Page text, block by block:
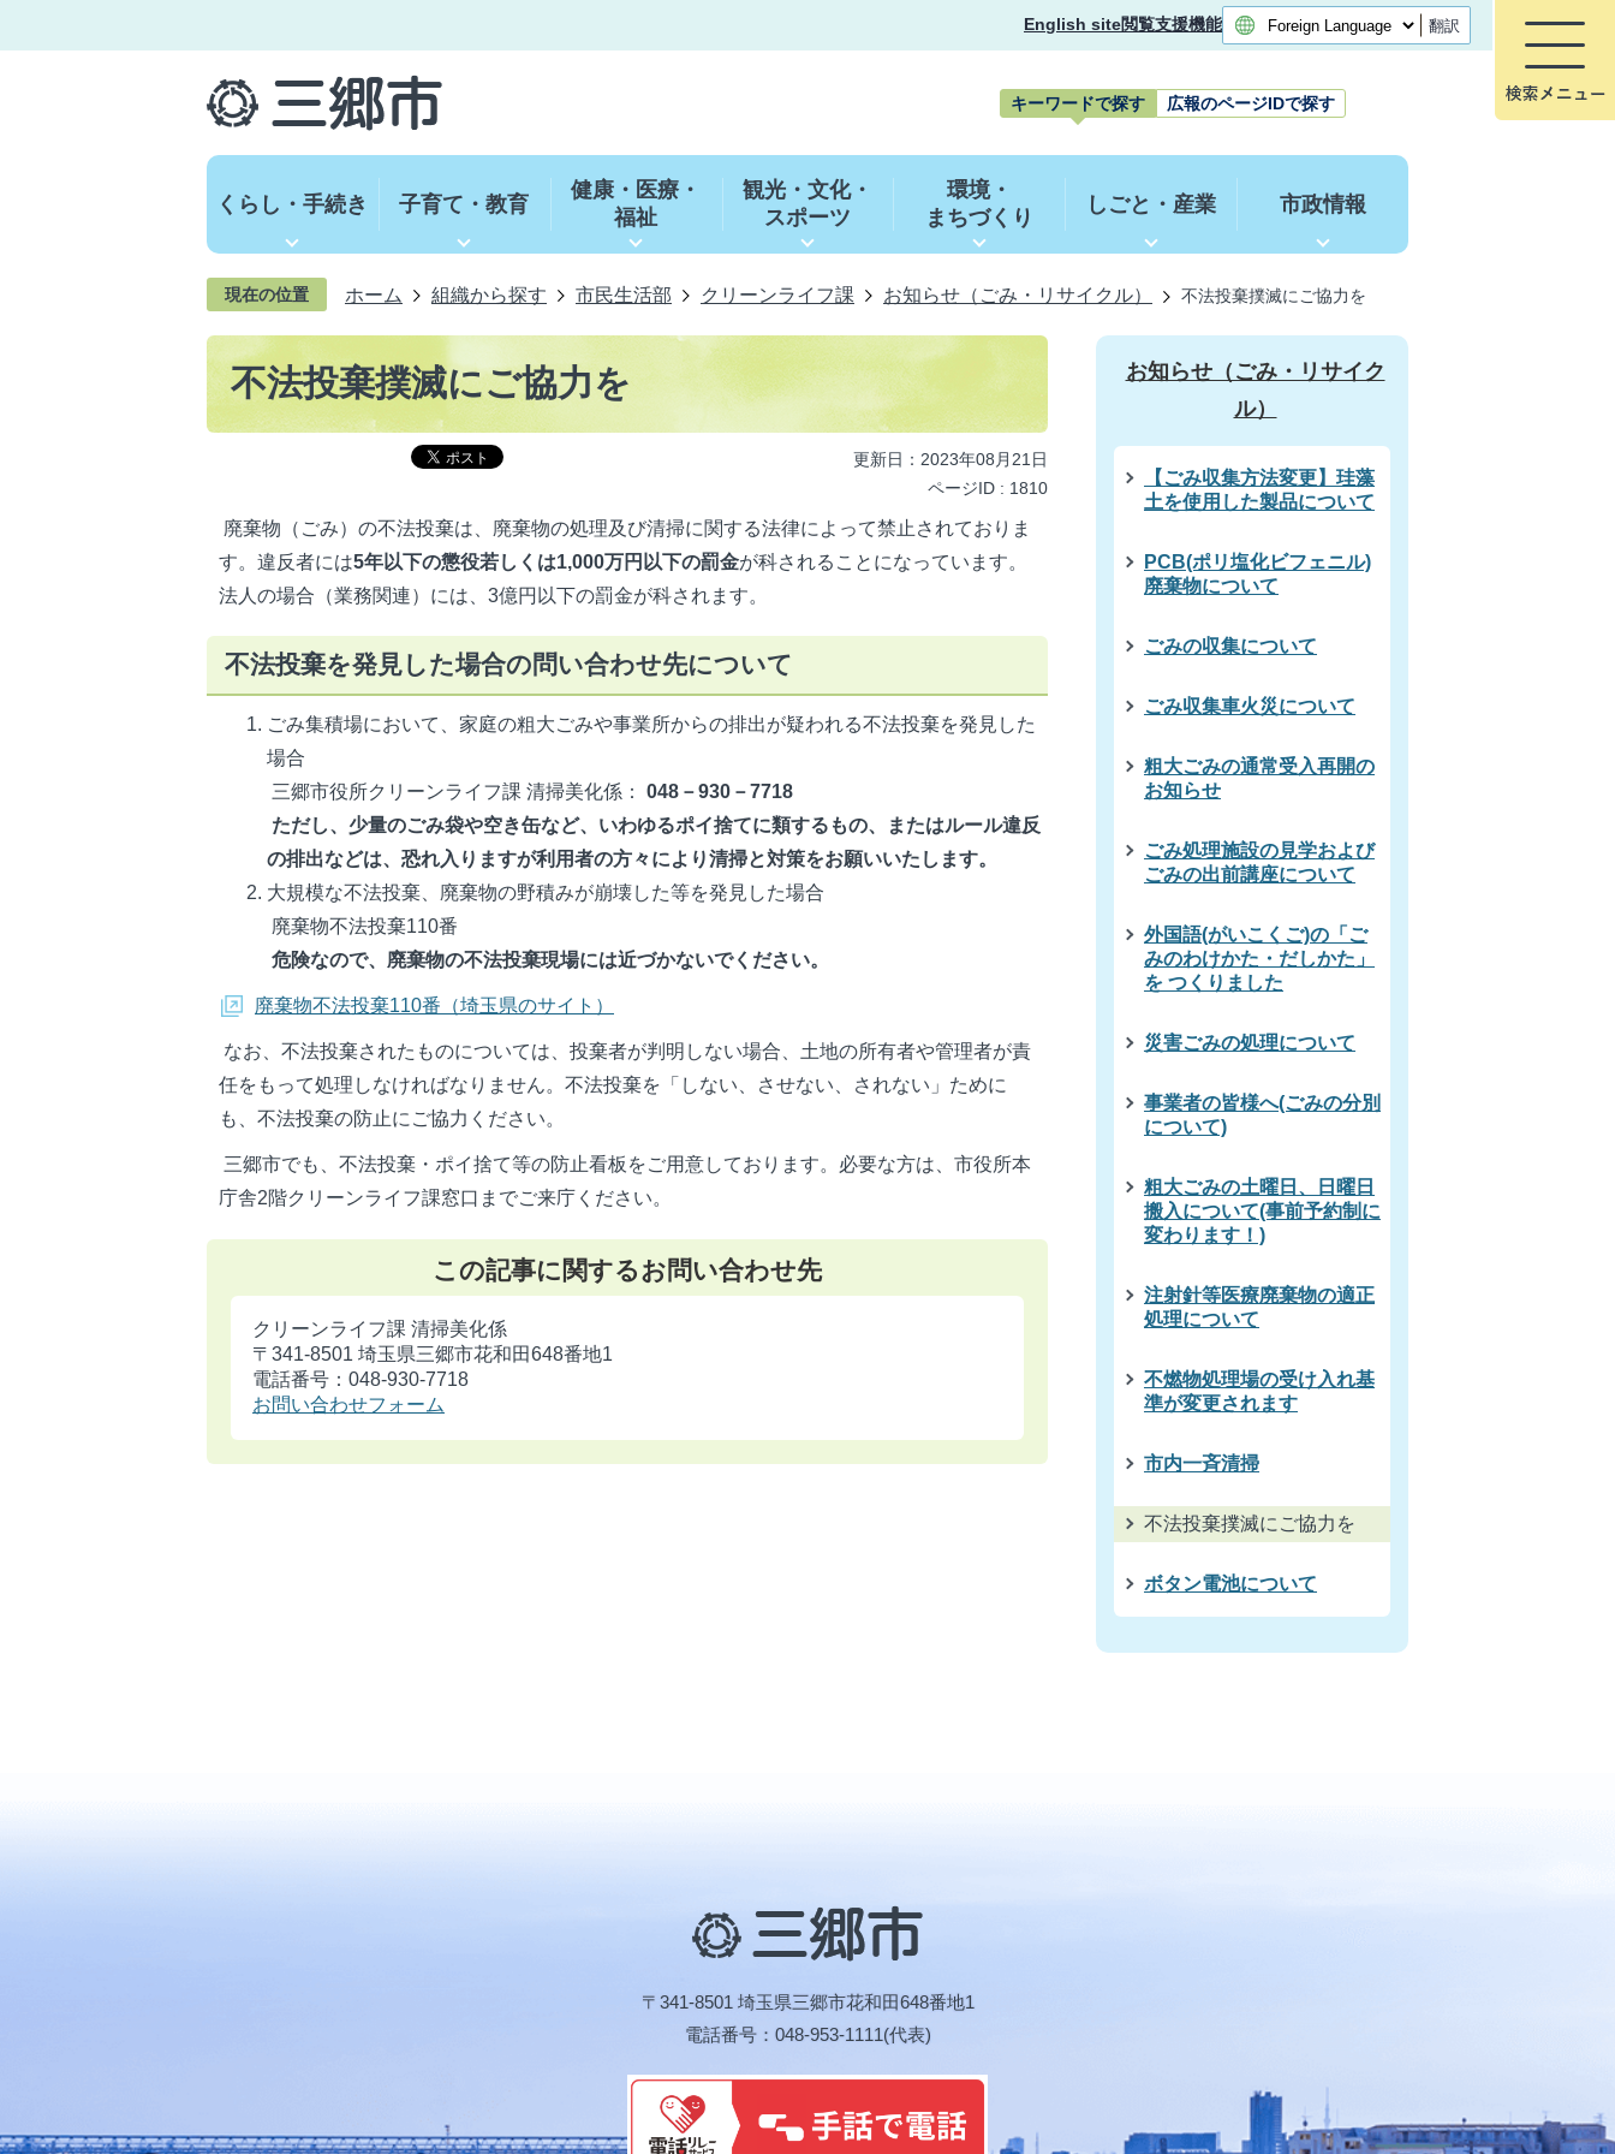
English site閲覧支援機能 翻訳
キーワードで探す 広報のページIDで探す
ワ
ー
索
くらし・手続き 子育て・教育
健康・医療・
福祉
観光・文化・
スポーツ
環境・
まちづくり
しごと・産業 市政情報
現在の位置 ホーム 組織から探す 市民生活部 クリーンライフ課 お知らせ（ごみ・リサイクル） 不法投棄撲滅にご協力を
不法投棄撲滅にご協力を
更新日：2023年08月21日
ページID : 1810
廃棄物（ごみ）の不法投棄は、廃棄物の処理及び清掃に関する法律によって禁止されておりま
す。違反者には5年以下の懲役若しくは1,000万円以下の罰金が科されることになっています。
法人の場合（業務関連）には、3億円以下の罰金が科されます。
不法投棄を発見した場合の問い合わせ先について
ごみ集積場において、家庭の粗大ごみや事業所からの排出が疑われる不法投棄を発見した
場合
三郷市役所クリーンライフ課 清掃美化係： 048－930－7718
ただし、少量のごみ袋や空き缶など、いわゆるポイ捨てに類するもの、またはルール違反
の排出などは、恐れ入りますが利用者の方々により清掃と対策をお願いいたします。
大規模な不法投棄、廃棄物の野積みが崩壊した等を発見した場合
廃棄物不法投棄110番
危険なので、廃棄物の不法投棄現場には近づかないでください。
廃棄物不法投棄110番（埼玉県のサイト）
なお、不法投棄されたものについては、投棄者が判明しない場合、土地の所有者や管理者が責
任をもって処理しなければなりません。不法投棄を「しない、させない、されない」ために
も、不法投棄の防止にご協力ください。
三郷市でも、不法投棄・ポイ捨て等の防止看板をご用意しております。必要な方は、市役所本
庁舎2階クリーンライフ課窓口までご来庁ください。
この記事に関するお問い合わせ先
クリーンライフ課 清掃美化係
〒341-8501 埼玉県三郷市花和田648番地1
電話番号：048-930-7718
お問い合わせフォーム
お知らせ（ごみ・リサイク
ル）
【ごみ収集方法変更】珪藻
土を使用した製品について
PCB(ポリ塩化ビフェニル)
廃棄物について
ごみの収集について
ごみ収集車火災について
粗大ごみの通常受入再開の
お知らせ
ごみ処理施設の見学および
ごみの出前講座について
外国語(がいこくご)の「ご
みのわけかた・だしかた」
を つくりました
災害ごみの処理について
事業者の皆様へ(ごみの分別
について)
粗大ごみの土曜日、日曜日
搬入について(事前予約制に
変わります！)
注射針等医療廃棄物の適正
処理について
不燃物処理場の受け入れ基
準が変更されます
市内一斉清掃
不法投棄撲滅にご協力を
ボタン電池について
三
郷
〒341-8501 埼玉県三郷市花和田648番地1
電話番号：048-953-1111(代表)